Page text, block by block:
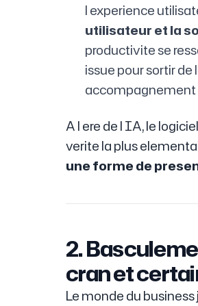
l experience
utilisateur et la
productivite se
issue pour sortir
accompagnement
A l ere de l IA, le
verite la plus
une forme de
2.
cran et
Le monde du